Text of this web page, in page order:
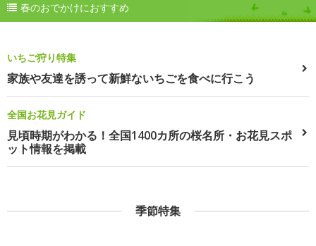
春のおでかけにおすすめ
いちご狩り特集
家族や友達を誘って新鮮ないちごを食べに行こう
全国お花見ガイド
見頃時期がわかる！全国1400カ所の桜名所・お花見スポ
ット情報を掲載
季節特集